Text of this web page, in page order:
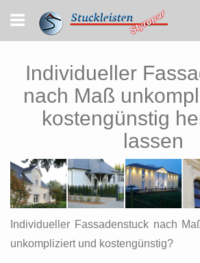
to
Content
Individueller
nach Maß
kostengünstig
lassen
Individueller Fassadenstuck nach
unkompliziert und kostengünstig?